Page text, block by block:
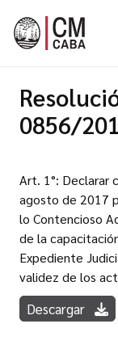
0856/
Art. 1°: Declarar
agosto de 2017
lo Contencioso
de la
Expediente
validez de los
Descargar